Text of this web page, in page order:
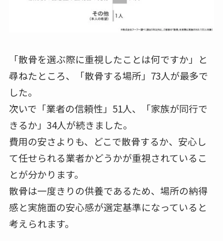
「散骨を選ぶ際に重視したことは何ですか」と
尋ねたところ、「散骨する場所」73人が最多で
した。
次いで「業者の信頼性」51人、「家族が同行で
きるか」34人が続きました。
費用の安さよりも、どこで散骨するか、安心し
て任せられる業者かどうかが重視されているこ
とが分かります。
散骨は一度きりの供養であるため、場所の納得
感と実施面の安心感が選定基準になっていると
考えられます。